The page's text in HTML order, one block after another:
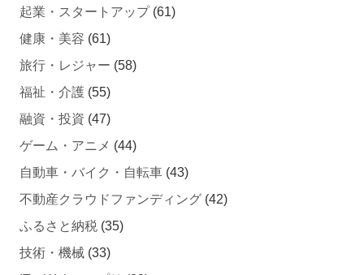
健康・美容 (61)
旅行・レジャー
福祉・介護(55)
融資・投資 (47)
ゲーム・アニメ
自動車・バイク・自転車
不動産クラウドファンディング
ふるさと納税 (35)
技術・機械(33)
IT・Web・アプリ